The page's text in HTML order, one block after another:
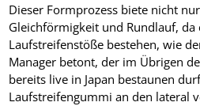
Dieser Formprozess biete nicht
Gleichförmigkeit und Rundlauf, da
Laufstreifenstöße bestehen, wie
Manager betont, der im Übrigen
bereits live in Japan bestaunen
Laufstreifengummi an den lateral